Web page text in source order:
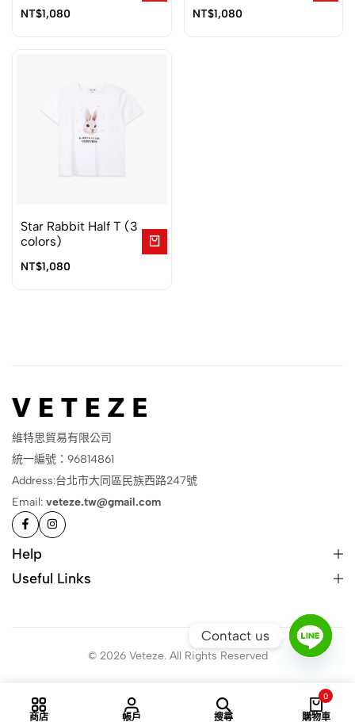
NT$1,080 NT$1,080
Star Rabbit Half T (3
colors)
NT$1,080
維特思貿易有限公司
統一編號：96814861
Address:台北市大同區民族西路247號
Email: veteze.tw@gmail.com
Help
Useful Links
© 2026 Veteze. All Rights Reserved
商店 帳戶 搜尋
0
購物車
Contact us